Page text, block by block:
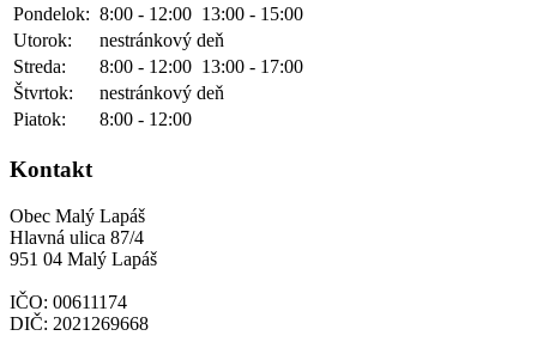
Pondelok: 8:00 - 12:00 13:00 - 15:00
Utorok:
nestránkový deň
Streda:
8:00 - 12:00 13:00 - 17:00
Štvrtok:
nestránkový deň
Piatok:
8:00 - 12:00
Kontakt
Obec Malý Lapáš
Hlavná ulica 87/4
951 04 Malý Lapáš
IČO: 00611174
DIČ: 2021269668